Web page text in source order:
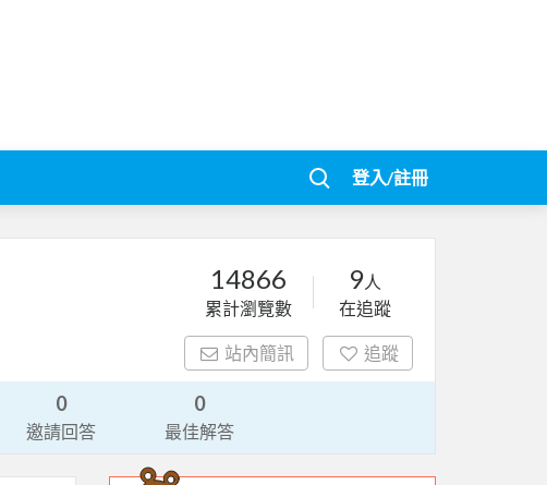
登入/註冊
14866
累計瀏覽數
9人
在追蹤
站內簡訊 追蹤
0
邀請回答
0
最佳解答